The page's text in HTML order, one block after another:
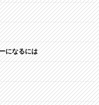
になるには